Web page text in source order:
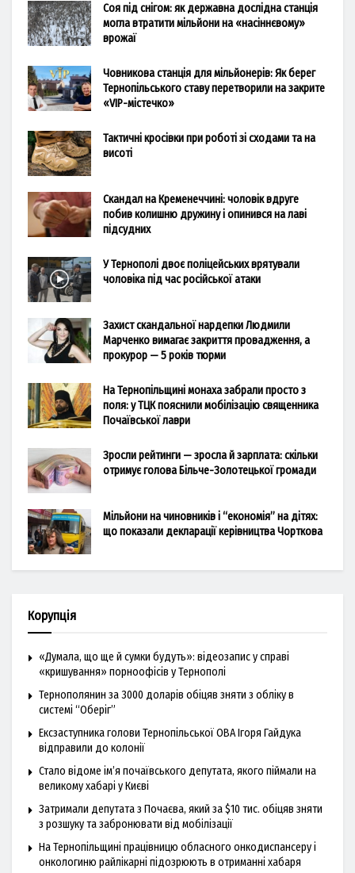
Соя під снігом: як державна дослідна станція
могла втратити мільйони на «насіннєвому»
врожаї
Човникова станція для мільйонерів: Як берег
Тернопільського ставу перетворили на закрите
«VIP-містечко»
Тактичні кросівки при роботі зі сходами та на
висоті
Скандал на Кременеччині: чоловік вдруге
побив колишню дружину і опинився на лаві
підсудних
У Тернополі двоє поліцейських врятували
чоловіка під час російської атаки
Захист скандальної нардепки Людмили
Марченко вимагає закриття провадження, а
прокурор — 5 років тюрми
На Тернопільщині монаха забрали просто з
поля: у ТЦК пояснили мобілізацію священника
Почаївської лаври
Зросли рейтинги — зросла й зарплата: скільки
отримує голова Більче-Золотецької громади
Мільйони на чиновників і “економія” на дітях:
що показали декларації керівництва Чорткова
Корупція
«Думала, що ще й сумки будуть»: відеозапис у справі
«кришування» порноофісів у Тернополі
Тернополянин за 3000 доларів обіцяв зняти з обліку в
системі “Оберіг”
Ексзаступника голови Тернопільської ОВА Ігоря Гайдука
відправили до колонії
Стало відоме ім’я почаївського депутата, якого піймали на
великому хабарі у Києві
Затримали депутата з Почаєва, який за $10 тис. обіцяв зняти
з розшуку та забронювати від мобілізації
На Тернопільщині працівницю обласного онкодиспансеру і
онкологиню райлікарні підозрюють в отриманні хабаря